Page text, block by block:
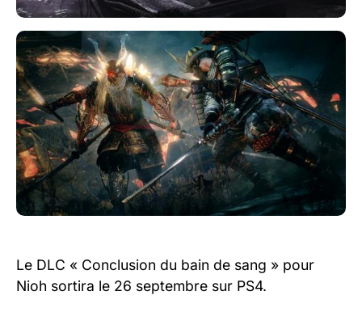
Le DLC « Conclusion du bain de sang » pour
Nioh sortira le 26 septembre sur PS4.